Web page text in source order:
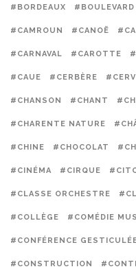
#BORDEAUX
#CAMROUN #CANOË
#CARNAVAL #CAROTTE
#CAUE #CERBÈRE
#CHANSON #CHANT
#CHARENTE NATURE
#CHINE #CHOCOLAT
#CINÉMA #CIRQUE
#CLASSE ORCHESTRE
#COLLÈGE #COMÉDIE
#CONFÉRENCE
#CONSTRUCTION